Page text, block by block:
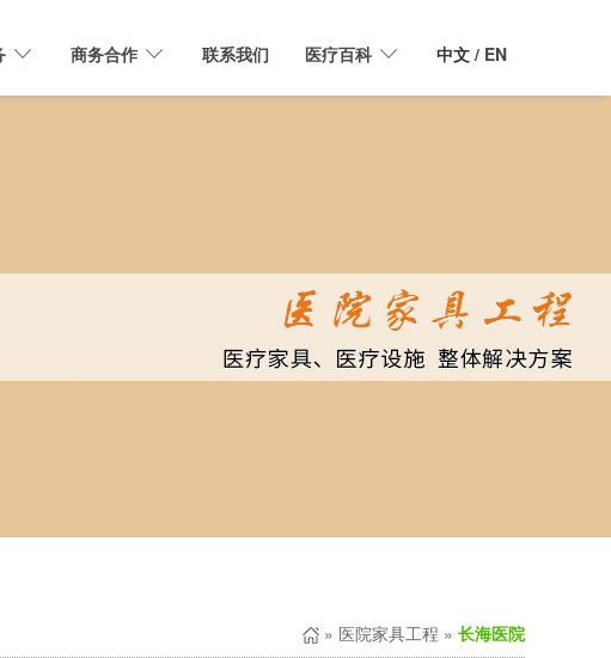
商务合作 联系我们 医疗百科 中文 / EN
» 医院家具工程 » 长海医院